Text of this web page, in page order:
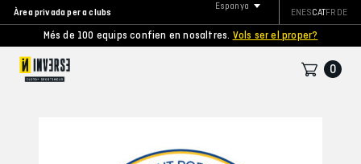
Àrea privada per a clubs
Més de 100 equips confien en nosaltres. Vols ser el proper?
Espanya
ENESCATFR DE
0